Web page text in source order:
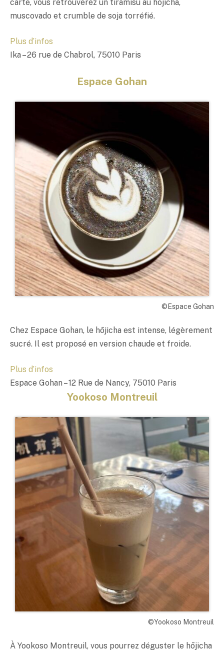
carte, vous retrouverez un tiramisu au hōjicha,
muscovado et crumble de soja torréfié.
Plus d’infos
Ika – 26 rue de Chabrol, 75010 Paris
Espace Gohan
©Espace Gohan
Chez Espace Gohan, le hōjicha est intense, légèrement
sucré. Il est proposé en version chaude et froide.
Plus d’infos
Espace Gohan – 12 Rue de Nancy, 75010 Paris
Yookoso Montreuil
©Yookoso Montreuil
À Yookoso Montreuil, vous pourrez déguster le hōjicha